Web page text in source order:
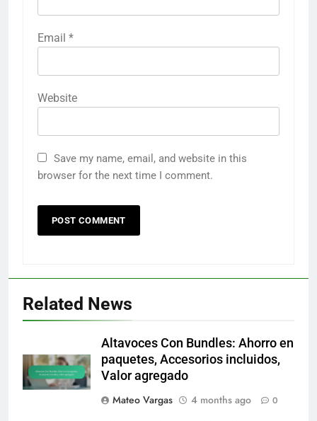
Email *
Website
Save my name, email, and website in this
browser for the next time I comment.
Related News
Altavoces Con Bundles: Ahorro en
paquetes, Accesorios incluidos,
Valor agregado
Mateo Vargas
4 months ago 0